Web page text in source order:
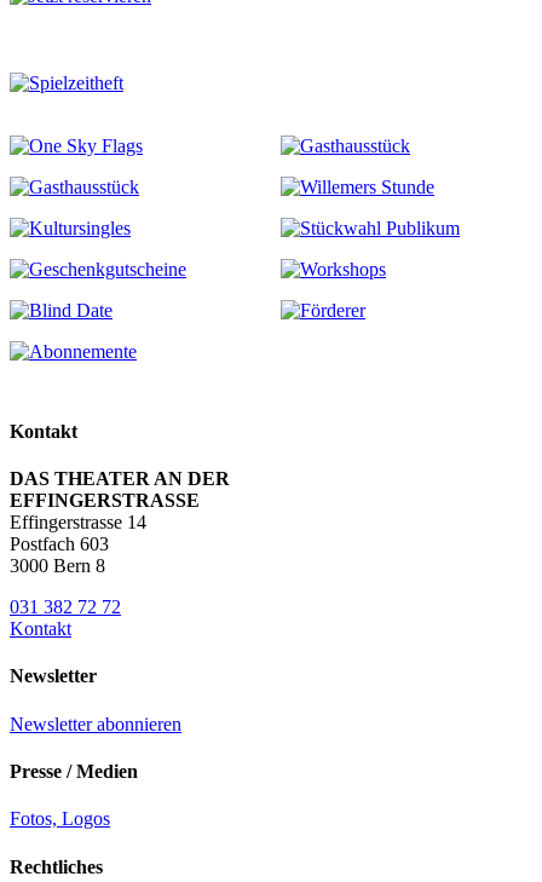
Kontakt
DAS THEATER AN DER
EFFINGERSTRASSE
Effingerstrasse 14
Postfach 603
3000 Bern 8
031 382 72 72
Kontakt
Newsletter
Newsletter abonnieren
Presse / Medien
Fotos, Logos
Rechtliches